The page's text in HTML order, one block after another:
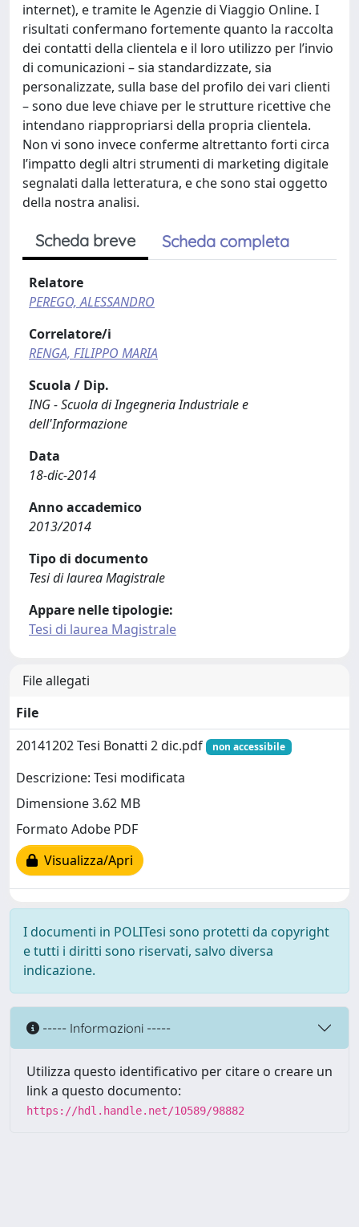
internet), e tramite le Agenzie di Viaggio Online. I
risultati confermano fortemente quanto la raccolta
dei contatti della clientela e il loro utilizzo per l’invio
di comunicazioni – sia standardizzate, sia
personalizzate, sulla base del profilo dei vari clienti
– sono due leve chiave per le strutture ricettive che
intendano riappropriarsi della propria clientela.
Non vi sono invece conferme altrettanto forti circa
l’impatto degli altri strumenti di marketing digitale
segnalati dalla letteratura, e che sono stai oggetto
della nostra analisi.
Scheda breve Scheda completa
Relatore
PEREGO, ALESSANDRO
Correlatore/i
RENGA, FILIPPO MARIA
Scuola / Dip.
ING - Scuola di Ingegneria Industriale e
dell'Informazione
Data
18-dic-2014
Anno accademico
2013/2014
Tipo di documento
Tesi di laurea Magistrale
Appare nelle tipologie:
Tesi di laurea Magistrale
File allegati
File
20141202 Tesi Bonatti 2 dic.pdf
non accessibile
Descrizione: Tesi modificata
Dimensione 3.62 MB
Formato Adobe PDF
Visualizza/Apri
I documenti in POLITesi sono protetti da copyright
e tutti i diritti sono riservati, salvo diversa
indicazione.
----- Informazioni -----
Utilizza questo identificativo per citare o creare un
link a questo documento:
https://hdl.handle.net/10589/98882